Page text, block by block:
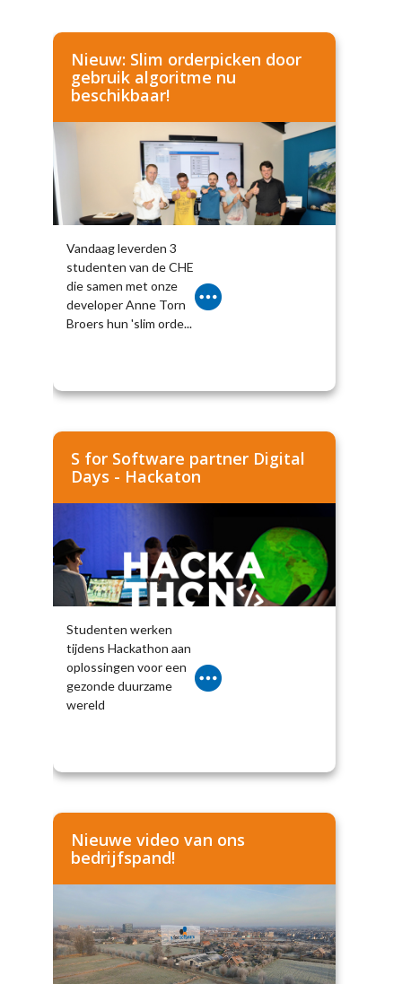
Nieuw: Slim orderpicken door
gebruik algoritme nu
beschikbaar!
Vandaag leverden 3
studenten van de CHE
die samen met onze
developer Anne Torn
Broers hun 'slim orde...
S for Software partner Digital
Days - Hackaton
Studenten werken
tijdens Hackathon aan
oplossingen voor een
gezonde duurzame
wereld
Nieuwe video van ons
bedrijfspand!